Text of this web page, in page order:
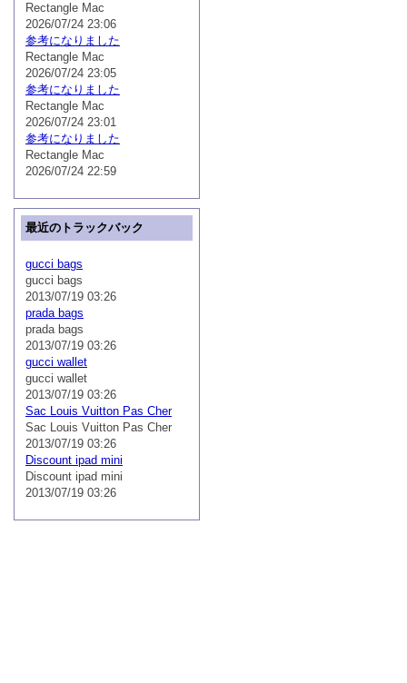
Rectangle Mac
2026/07/24 23:06
参考になりました
Rectangle Mac
2026/07/24 23:05
参考になりました
Rectangle Mac
2026/07/24 23:01
参考になりました
Rectangle Mac
2026/07/24 22:59
最近のトラックバック
gucci bags
gucci bags
2013/07/19 03:26
prada bags
prada bags
2013/07/19 03:26
gucci wallet
gucci wallet
2013/07/19 03:26
Sac Louis Vuitton Pas Cher
Sac Louis Vuitton Pas Cher
2013/07/19 03:26
Discount ipad mini
Discount ipad mini
2013/07/19 03:26